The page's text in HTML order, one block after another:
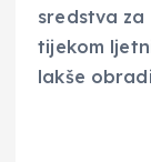
sredstva
tijekom
lakše